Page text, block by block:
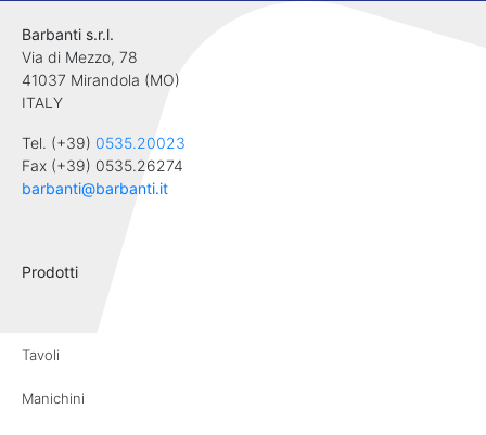
Barbanti s.r.l.
Via di Mezzo, 78
41037 Mirandola (MO)
ITALY
Tel. (+39) 0535.20023
Fax (+39) 0535.26274
barbanti@barbanti.it
Prodotti
Tavoli
Manichini